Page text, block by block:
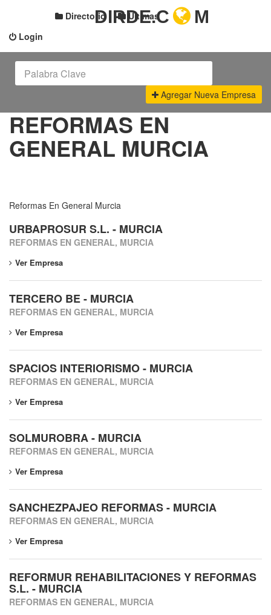
Login
Directorio Últimas
DIRDE.C M
Agregar Nueva Empresa
REFORMAS EN
GENERAL MURCIA
Reformas En General Murcia
URBAPROSUR S.L. - MURCIA
REFORMAS EN GENERAL, MURCIA
Ver Empresa
TERCERO BE - MURCIA
REFORMAS EN GENERAL, MURCIA
Ver Empresa
SPACIOS INTERIORISMO - MURCIA
REFORMAS EN GENERAL, MURCIA
Ver Empresa
SOLMUROBRA - MURCIA
REFORMAS EN GENERAL, MURCIA
Ver Empresa
SANCHEZPAJEO REFORMAS - MURCIA
REFORMAS EN GENERAL, MURCIA
Ver Empresa
REFORMUR REHABILITACIONES Y REFORMAS
S.L. - MURCIA
REFORMAS EN GENERAL, MURCIA